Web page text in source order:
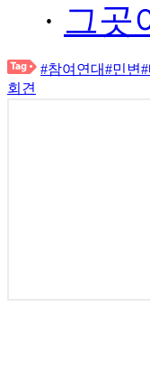
· 그곳
#참여연대#민변
회견